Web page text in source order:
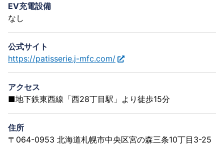
EV充電設備
なし
公式サイト
https://patisserie.j-mfc.com/
アクセス
■地下鉄東西線「西28丁目駅」より徒歩15分
住所
〒064-0953 北海道札幌市中央区宮の森三条10丁目3-25